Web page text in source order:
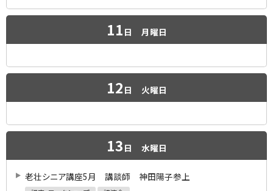
11 日 月曜日
12 日 火曜日
13 日 水曜日
老壮シニア講座5月 講談師 神田陽子参上